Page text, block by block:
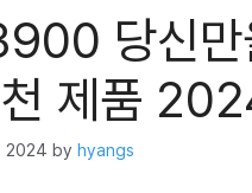
당신만
제품
2024 by hyangs